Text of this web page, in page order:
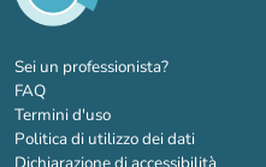
Sei un professionista?(nuova scheda)
FAQ
Termini d'uso
Politica di utilizzo dei dati